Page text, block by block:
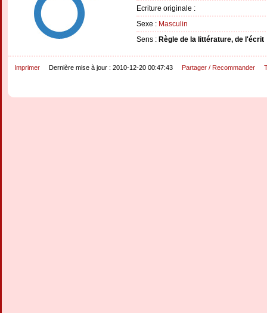
Ecriture originale :
Sexe : Masculin
Sens : Règle de la littérature, de l'écrit
Imprimer Dernière mise à jour : 2010-12-20 00:47:43 Partager / Recommander